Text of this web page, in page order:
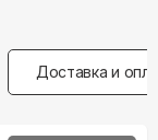
Доставка и